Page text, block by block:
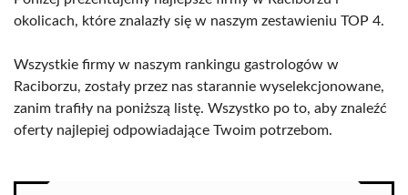
okolicach, które znalazły się w naszym zestawieniu TOP 4.
Wszystkie firmy w naszym rankingu gastrologów w
Raciborzu, zostały przez nas starannie wyselekcjonowane,
zanim trafiły na poniższą listę. Wszystko po to, aby znaleźć
oferty najlepiej odpowiadające Twoim potrzebom.